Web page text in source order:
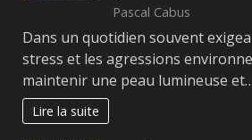
Pascal Cabus
Dans un quotidien souvent
stress et les agressions
maintenir une peau lumineuse
Lire la suite